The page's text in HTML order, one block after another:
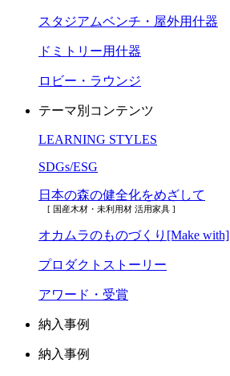
スタジアムベンチ・屋外用什器
ドミトリー用什器
ロビー・ラウンジ
テーマ別コンテンツ
LEARNING STYLES
SDGs/ESG
日本の森の健全化をめざして
[ 国産木材・未利用材 活用家具 ]
オカムラのものづくり[Make with]
プロダクトストーリー
アワード・受賞
納入事例
納入事例